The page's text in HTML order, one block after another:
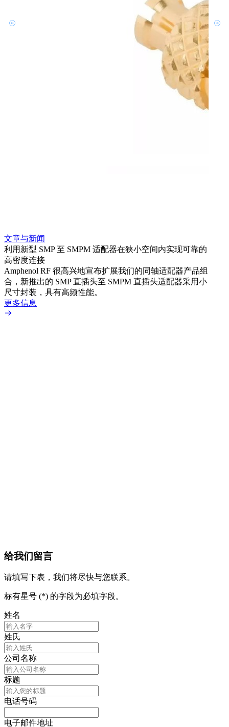
文章与新闻
利用新型 SMP 至 SMPM 适配器在狭小空间内实现可靠的
高密度连接
Amphenol RF 很高兴地宣布扩展我们的同轴适配器产品组
合，新推出的 SMP 直插头至 SMPM 直插头适配器采用小
尺寸封装，具有高频性能。
更多信息
给我们留言
请填写下表，我们将尽快与您联系。
标有星号 (*) 的字段为必填字段。
姓名
姓氏
公司名称
标题
电话号码
电子邮件地址